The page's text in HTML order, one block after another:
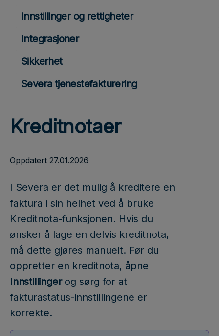
Innstillinger og rettigheter
Integrasjoner
Sikkerhet
Severa tjenestefakturering
Kreditnotaer
Oppdatert 27.01.2026
I Severa er det mulig å kreditere en
faktura i sin helhet ved å bruke
Kreditnota-funksjonen. Hvis du
ønsker å lage en delvis kreditnota,
må dette gjøres manuelt. Før du
oppretter en kreditnota, åpne
Innstillingerog sørg for at
fakturastatus-innstillingene er
korrekte.